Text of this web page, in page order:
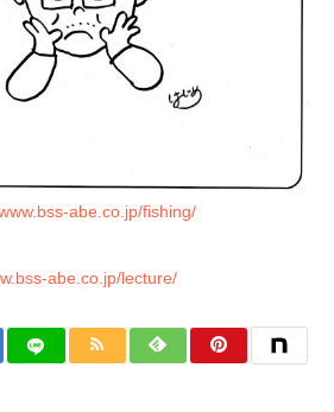
abe.co.jp/fishing/
abe.co.jp/lecture/